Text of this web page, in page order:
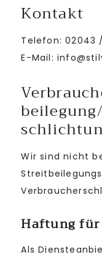
Kontakt
Telefon: 02043
E-Mail:
Wir sind nicht
Haftung
Als